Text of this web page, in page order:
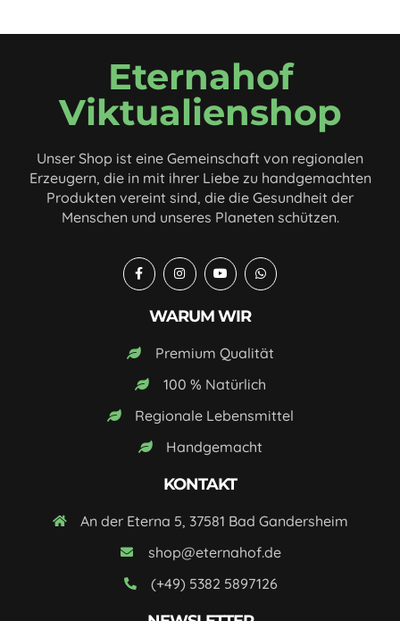
Eternahof
Viktualienshop
Unser Shop ist eine Gemeinschaft von regionalen
Erzeugern, die in mit ihrer Liebe zu handgemachten
Produkten vereint sind, die die Gesundheit der
Menschen und unseres Planeten schützen.
WARUM WIR
Premium Qualität
100 % Natürlich
Regionale Lebensmittel
Handgemacht
KONTAKT
An der Eterna 5, 37581 Bad Gandersheim
shop@eternahof.de
(+49) 5382 5897126